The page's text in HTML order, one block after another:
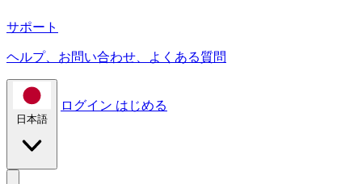
サポート
ヘルプ、お問い合わせ、よくある質問
日本語
ログイン はじめる